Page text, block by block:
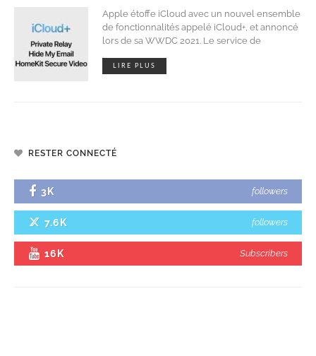
Apple étoffe iCloud avec un nouvel ensemble
de fonctionnalités appelé iCloud+, et annoncé
lors de sa WWDC 2021. Le service de
LIRE PLUS
RESTER CONNECTÉ
3K followers
7.6K followers
16K Subscribers